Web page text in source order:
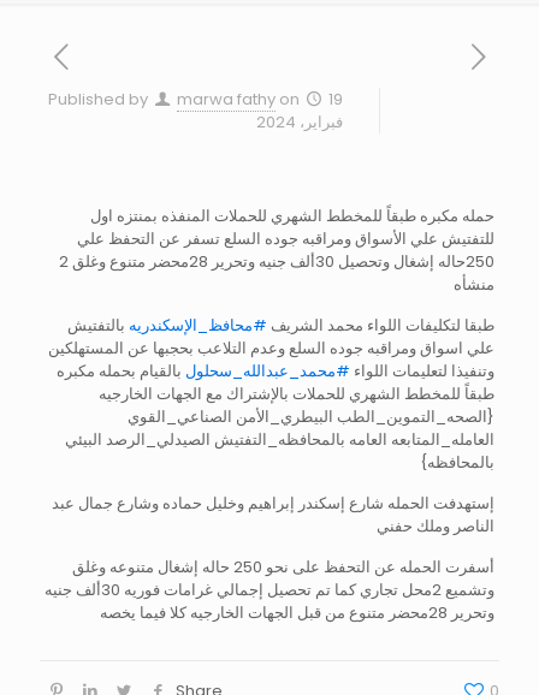
Published by marwa fathy on
19
فبراير، 2024
حمله مكبره طبقاً للمخطط الشهري للحملات المنفذه بمنتزه اول
للتفتيش علي الأسواق ومراقبه جوده السلع تسفر عن التحفظ علي
250حاله إشغال وتحصيل 30ألف جنيه وتحرير 28محضر متنوع وغلق 2
منشأه
طبقا لتكليفات اللواء محمد الشريف #محافظ_الإسكندريه بالتفتيش
علي اسواق ومراقبه جوده السلع وعدم التلاعب بحجبها عن المستهلكين
وتنفيذا لتعليمات اللواء #محمد_عبدالله_سحلول بالقيام بحمله مكبره
طبقاً للمخطط الشهري للحملات بالإشتراك مع الجهات الخارجيه
{الصحه_التموين_الطب البيطري_الأمن الصناعي_القوي
العامله_المتابعه العامه بالمحافظه_التفتيش الصيدلي_الرصد البيئي
بالمحافظه}
إستهدفت الحمله شارع إسكندر إبراهيم وخليل حماده وشارع جمال عبد
الناصر وملك حفني
أسفرت الحمله عن التحفظ على نحو 250 حاله إشغال متنوعه وغلق
وتشميع 2محل تجاري كما تم تحصيل إجمالي غرامات فوريه 30ألف جنيه
وتحرير 28محضر متنوع من قبل الجهات الخارجيه كلا فيما يخصه